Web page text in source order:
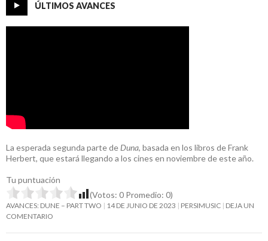
ÚLTIMOS AVANCES
La esperada segunda parte de Duna, basada en los libros de Frank
Herbert, que estará llegando a los cines en noviembre de este año.
Tu puntuación
(Votos: 0 Promedio: 0)
AVANCES: DUNE – PART TWO 14 DE JUNIO DE 2023 PERSIMUSIC DEJA UN
COMENTARIO